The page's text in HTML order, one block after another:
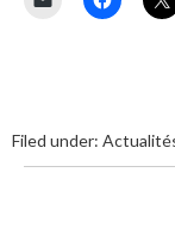
Filed under: